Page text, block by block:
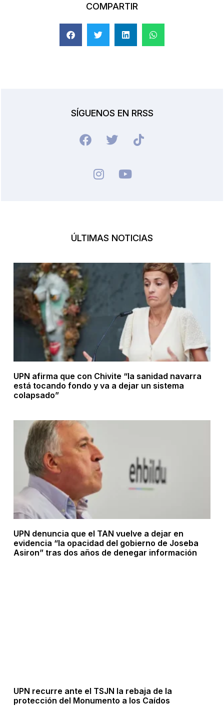
COMPARTIR
SÍGUENOS EN RRSS
ÚLTIMAS NOTICIAS
UPN afirma que con Chivite “la sanidad navarra
está tocando fondo y va a dejar un sistema
colapsado”
UPN denuncia que el TAN vuelve a dejar en
evidencia “la opacidad del gobierno de Joseba
Asiron” tras dos años de denegar información
UPN recurre ante el TSJN la rebaja de la
protección del Monumento a los Caídos